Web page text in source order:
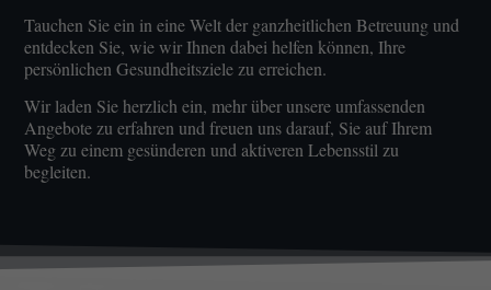
Tauchen Sie ein in eine Welt der ganzheitlichen Betreuung und
entdecken Sie, wie wir Ihnen dabei helfen können, Ihre
persönlichen Gesundheitsziele zu erreichen.
Wir laden Sie herzlich ein, mehr über unsere umfassenden
Angebote zu erfahren und freuen uns darauf, Sie auf Ihrem
Weg zu einem gesünderen und aktiveren Lebensstil zu
begleiten.